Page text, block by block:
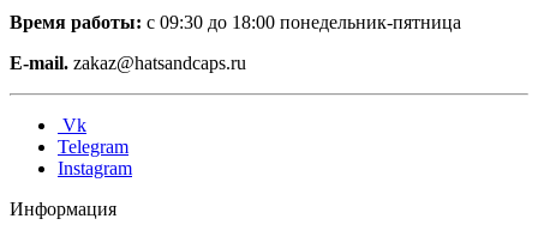
Время работы: с 09:30 до 18:00 понедельник-пятница
E-mail. zakaz@hatsandcaps.ru
Vk
Telegram
Instagram
Информация